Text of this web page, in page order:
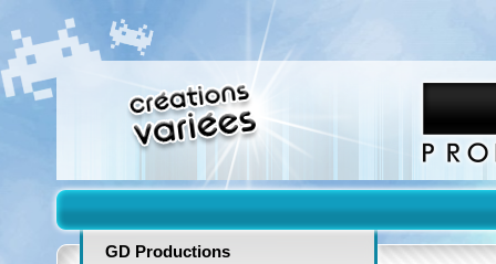
GD Productions